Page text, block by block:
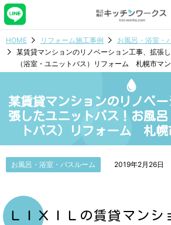
HOME リフォーム施工事例
お風呂・浴室・
某賃貸マンションのリノベーション工事、拡張
（浴室・ユニットバス）リフォーム 札幌市マ
某賃貸マンションのリノベ
張したユニットバス！お風
トバス）リフォーム 札幌
お風呂・浴室・バスルーム 2019年2月26日
ＬＩＸＩＬの賃貸マンシ